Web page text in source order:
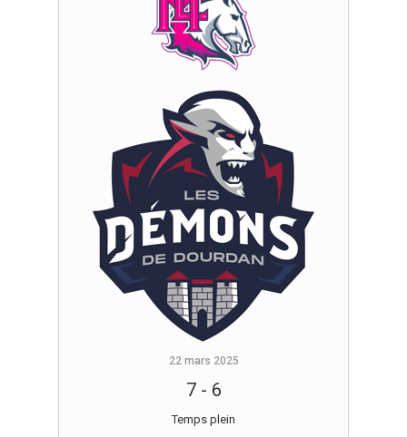
22 mars 2025
7- 6
Temps plein